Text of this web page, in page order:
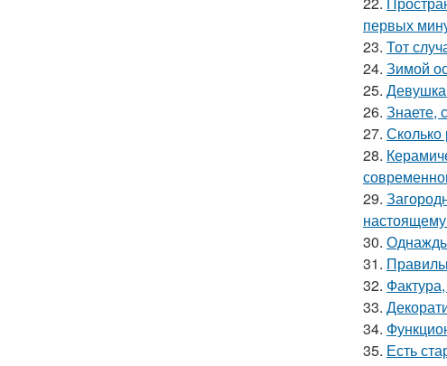
первых
23. Тот
24. Зимой
25.
26. Знаете,
27. Сколько
28.
29.
30.
31.
32.
33.
34.
35. Есть